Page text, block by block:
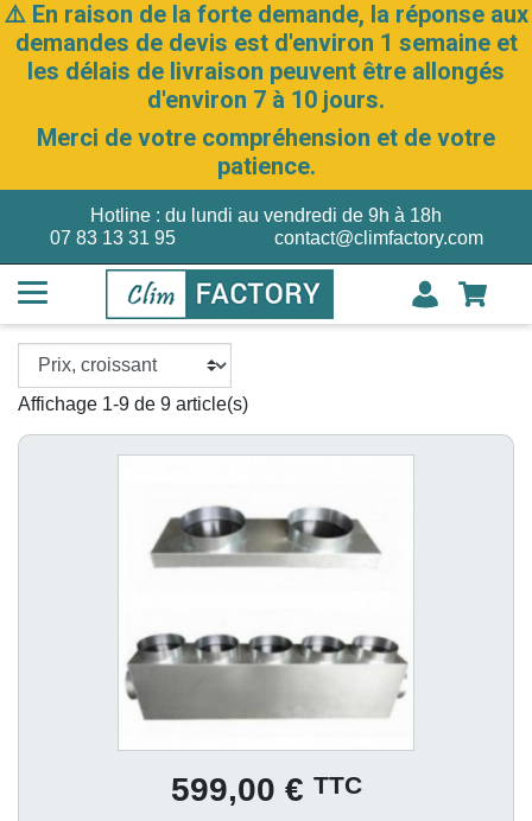
⚠️ En raison de la forte demande, la réponse aux
demandes de devis est d'environ 1 semaine et
les délais de livraison peuvent être allongés
d'environ 7 à 10 jours.
Merci de votre compréhension et de votre
patience.
07 83 13 31 95
Hotline : du lundi au vendredi de 9h à 18h
contact@climfactory.com
Affichage 1-9 de 9 article(s)
599,00 € TTC